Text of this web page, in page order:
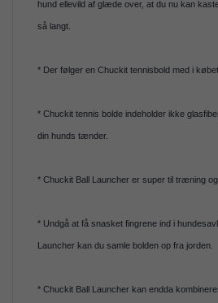
hund ellevild af glæde over, at du nu kan
så langt.
* Der følger en Chuckit tennisbold med i
* Chuckit tennis bolde indeholder ikke
din hunds tænder.
* Chuckit Ball Launcher er super til træning og
* Undgå at få snasket fingrene ind i
Launcher kan du samle bolden op fra jorden.
* Chuckit Ball Launcher kan endda